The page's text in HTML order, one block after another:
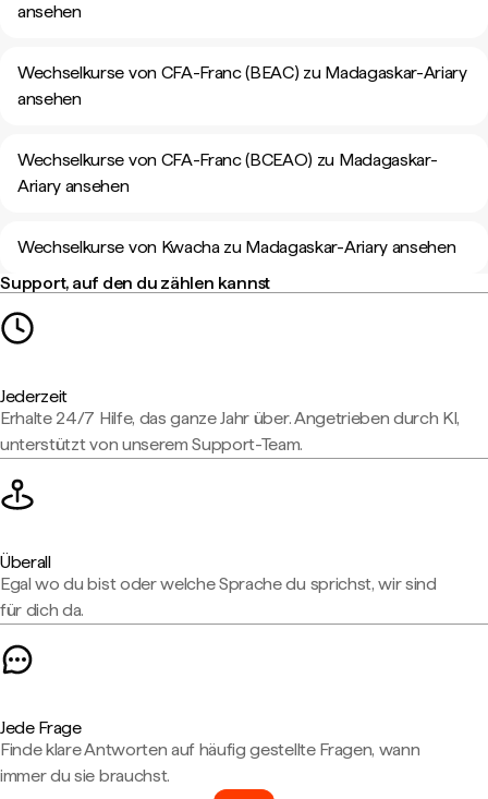
ansehen
Wechselkurse von CFA-Franc (BEAC) zu Madagaskar-Ariary
ansehen
Wechselkurse von CFA-Franc (BCEAO) zu Madagaskar-
Ariary ansehen
Wechselkurse von Kwacha zu Madagaskar-Ariary ansehen
Support, auf den du zählen kannst
Jederzeit
Erhalte 24/7 Hilfe, das ganze Jahr über. Angetrieben durch KI,
unterstützt von unserem Support-Team.
Überall
Egal wo du bist oder welche Sprache du sprichst, wir sind
für dich da.
Jede Frage
Finde klare Antworten auf häufig gestellte Fragen, wann
immer du sie brauchst.